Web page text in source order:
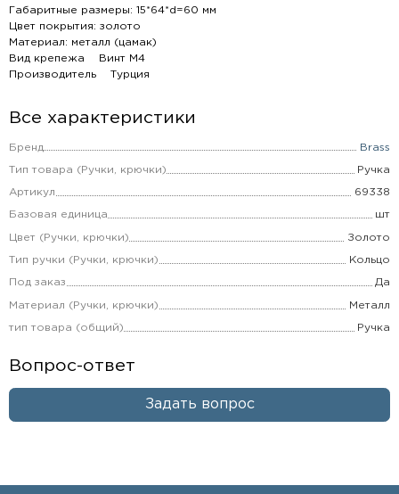
Габаритные размеры: 15*64*d=60 мм
Цвет покрытия: золото
Материал: металл (цамак)
Вид крепежа Винт М4
Производитель Турция
Все характеристики
Бренд Brass
Тип товара (Ручки, крючки) Ручка
Артикул 69338
Базовая единица шт
Цвет (Ручки, крючки) Золото
Тип ручки (Ручки, крючки) Кольцо
Под заказ Да
Материал (Ручки, крючки) Металл
тип товара (общий) Ручка
Вопрос-ответ
Задать вопрос